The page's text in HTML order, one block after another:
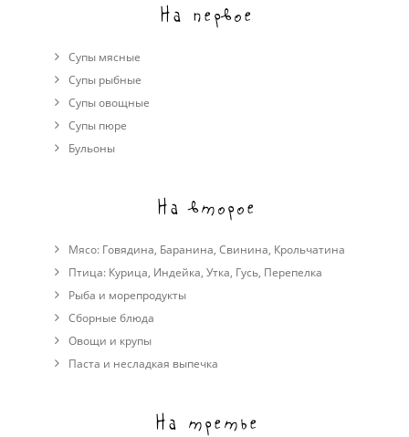
На первое
Супы мясные
Супы рыбные
Супы овощные
Cупы пюре
Бульоны
На второе
Мясо: Говядина, Баранина, Свинина, Крольчатина
Птица: Курица, Индейка, Утка, Гусь, Перепелка
Рыба и морепродукты
Сборные блюда
Овощи и крупы
Паста и несладкая выпечка
На третье